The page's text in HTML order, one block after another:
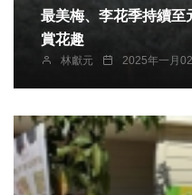
最美梅、李花季持續至
賞花趣
林獻元 2025年一月